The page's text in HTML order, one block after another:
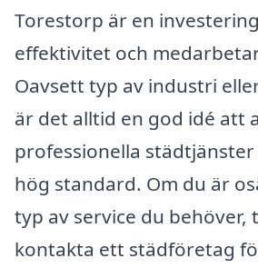
Torestorp är en
effektivitet och
Oavsett typ av industri
är det alltid en god idé att
professionella
hög standard. Om du är
typ av service du behöver,
kontakta ett städföretag